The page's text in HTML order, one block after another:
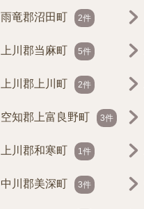
雨竜郡沼田町 2件
上川郡当麻町 5件
上川郡上川町 2件
空知郡上富良野町 3件
上川郡和寒町 1件
中川郡美深町 3件